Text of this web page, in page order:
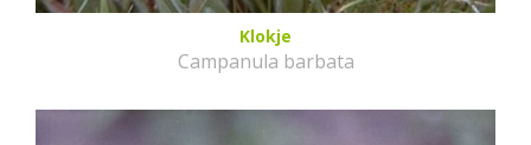
Klokje
Campanula barbata